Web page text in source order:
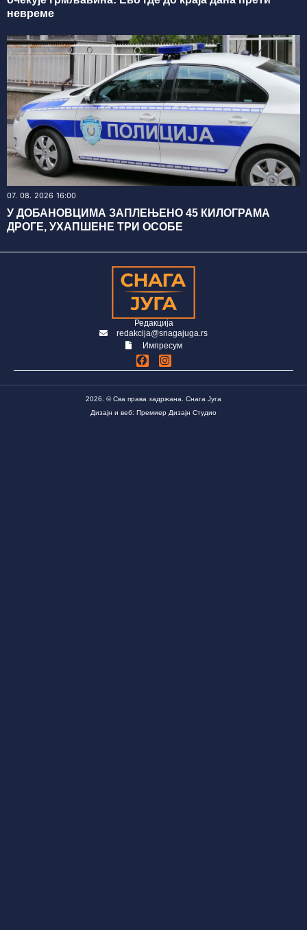
невреме
07. 08. 2026 16:00
У ДОБАНОВЦИМА ЗАПЛЕЊЕНО 45 КИЛОГРАМА
ДРОГЕ, УХАПШЕНЕ ТРИ ОСОБЕ
Редакција
redakcija@snagajuga.rs
Импресум
2026. © Сва права задржана. Снага Југа
Дизајн и веб: Премиер Дизајн Студио